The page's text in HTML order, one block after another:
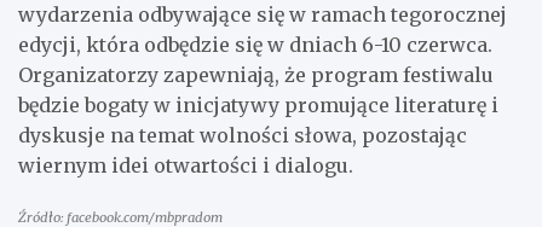
wydarzenia odbywające się w ramach tegorocznej
edycji, która odbędzie się w dniach 6-10 czerwca.
Organizatorzy zapewniają, że program festiwalu
będzie bogaty w inicjatywy promujące literaturę i
dyskusje na temat wolności słowa, pozostając
wiernym idei otwartości i dialogu.
Źródło: facebook.com/mbpradom